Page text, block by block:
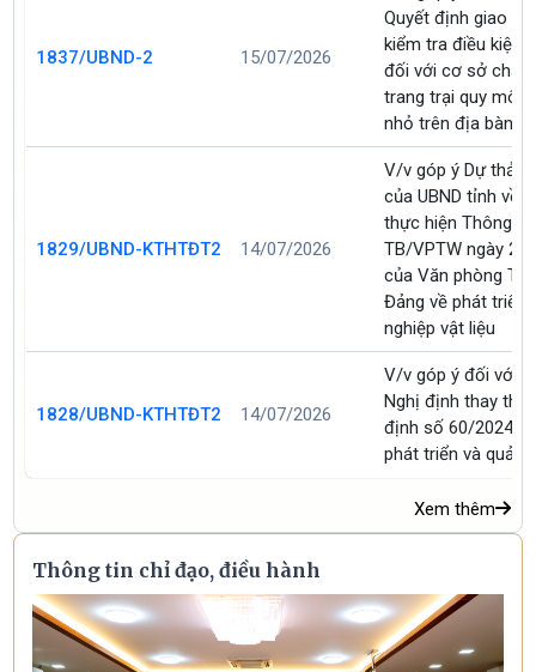
1837/UBND-2 15/07/2026
Quyết định giao cơ
kiểm tra điều kiện
đối với cơ sở chăn
trang trại quy mô
nhỏ trên địa bàn
1829/UBND-KTHTĐT2 14/07/2026
V/v góp ý Dự thảo
của UBND tỉnh về
thực hiện Thông
TB/VPTW ngày
của Văn phòng
Đảng về phát triển
nghiệp vật liệu
1828/UBND-KTHTĐT2 14/07/2026
V/v góp ý đối với
Nghị định thay thế
định số 60/2024/
phát triển và quản
Xem thêm
Thông tin chỉ đạo, điều hành